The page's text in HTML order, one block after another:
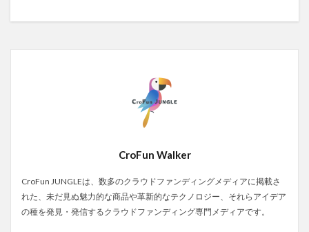
CroFun Walker
CroFun JUNGLEは、数多のクラウドファンディングメディアに掲載さ
れた、未だ見ぬ魅力的な商品や革新的なテクノロジー、それらアイデア
の種を発見・発信するクラウドファンディング専門メディアです。